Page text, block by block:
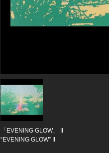
「EVENING GLOW」 II
“EVENING GLOW” II